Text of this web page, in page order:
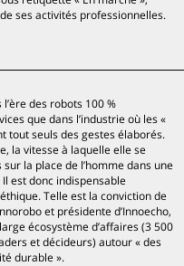
ses activités professionnelles.
des robots 100 %
que dans l’industrie où les «
tout seuls des gestes élaborés.
la vitesse à laquelle elle se
la place de l’homme dans une
est donc indispensable
Telle est la conviction de
et présidente d’Innoecho,
écosystème d’affaires (3 500
et décideurs) autour « des
durable ».